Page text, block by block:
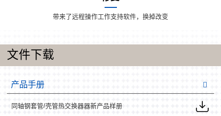
带来了远程操作工作支持软件，换掉改变
文件下载
产品手册
同轴钢套管/壳管热交换器器新产品样册